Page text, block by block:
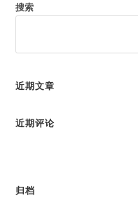
搜索
近期文章
近期评论
归档